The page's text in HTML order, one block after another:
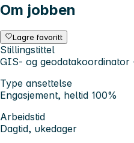
Om jobben
Lagre favoritt
Stillingstittel
GIS- og geodatakoordinator
Type ansettelse
Engasjement, heltid 100%
Arbeidstid
Dagtid, ukedager